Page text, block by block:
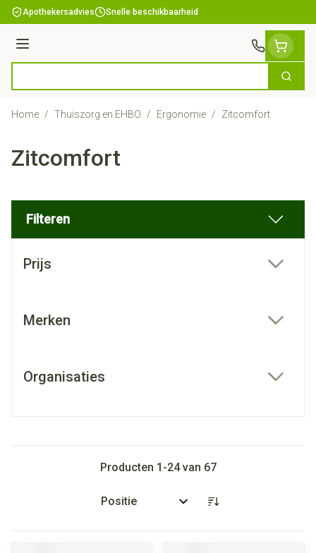
Ga naar de inhoud
Apothekersadvies Snelle beschikbaarheid
Menu
Zoek
Home / Thuiszorg en EHBO / Ergonomie / Zitcomfort
Zitcomfort
Filteren
Prijs
Merken
Organisaties
Producten 1 -24van 67
Sorteer op: